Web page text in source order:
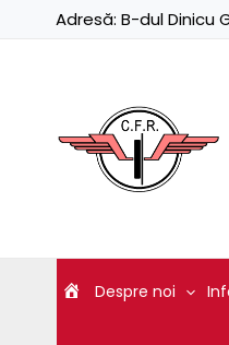
Adresă: B-dul Dinicu
Despre noi